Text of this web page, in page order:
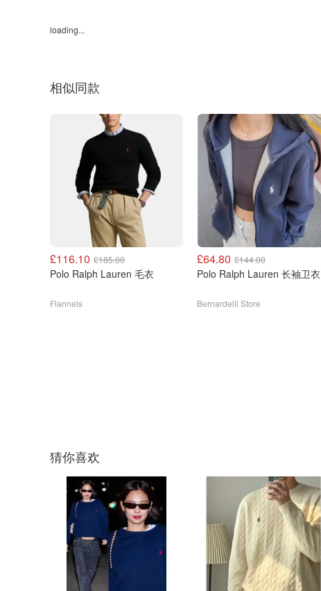
loading...
相似同款
£116.10 £185.00
Polo Ralph Lauren 毛衣
Flannels
£64.80 £144.00
Polo Ralph Lauren 长袖卫衣
Bernardelli Store
猜你喜欢